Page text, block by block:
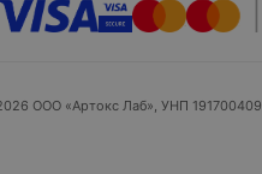
ООО «Артокс Лаб», УНП 191700409